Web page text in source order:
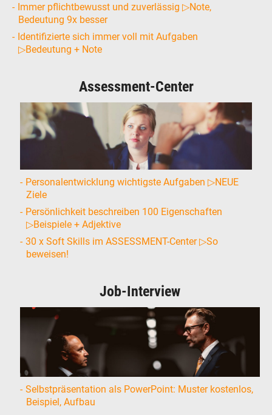
Immer pflichtbewusst und zuverlässig ▷Note,
Bedeutung 9x besser
Identifizierte sich immer voll mit Aufgaben
▷Bedeutung + Note
Assessment-Center
Personalentwicklung wichtigste Aufgaben ▷NEUE
Ziele
Persönlichkeit beschreiben 100 Eigenschaften
▷Beispiele + Adjektive
30 x Soft Skills im ASSESSMENT-Center ▷So
beweisen!
Job-Interview
Selbstpräsentation als PowerPoint: Muster kostenlos,
Beispiel, Aufbau